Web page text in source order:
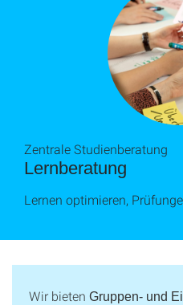
Lernberatung
Zentrale Studienberatung
Lernen optimieren,
Wir bieten Gruppen- und